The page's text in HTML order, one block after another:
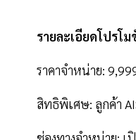
รายละเอียดโปรโ
ราคาจำหน่าย:
สิทธิพิเศษ: ลูกค้า